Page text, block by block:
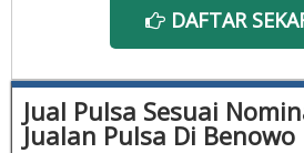
DAFTAR
Jual Pulsa Sesuai
Jualan Pulsa Di Benowo